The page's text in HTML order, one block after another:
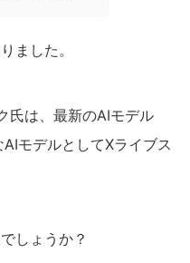
ました。
氏は、最新のAIモデル
モデルとしてXライブス
しょうか？